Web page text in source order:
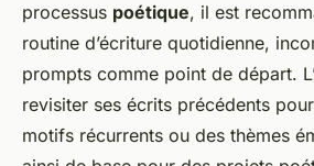
processus poétique, il est
routine d’écriture quotidienne,
prompts comme point de départ.
revisiter ses écrits précédents
motifs récurrents ou des thèmes